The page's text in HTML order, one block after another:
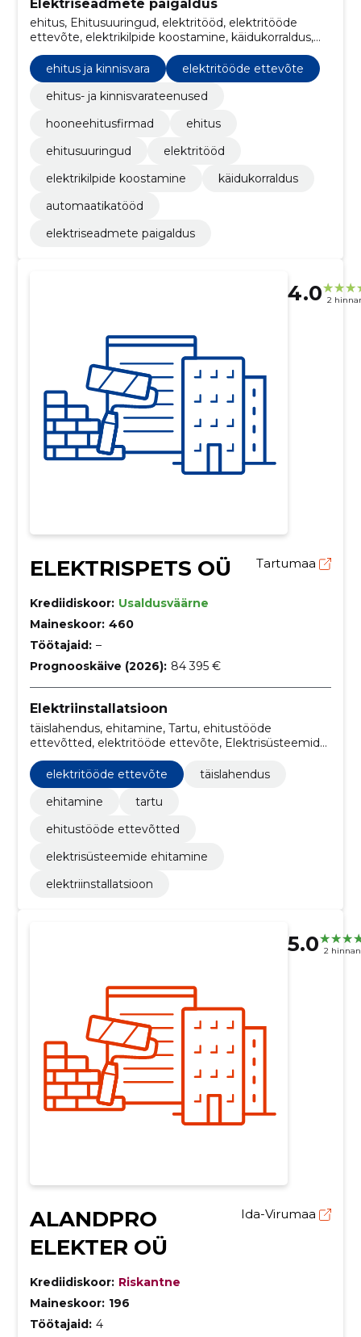
Elektriseadmete paigaldus
ehitus, Ehitusuuringud, elektritööd, elektritööde
ettevõte, elektrikilpide koostamine, käidukorraldus,
Automaatikatööd, ehitus ja kinnisvara, ehitus- ja
kinnisvarateenused, hooneehitusfirmad
ehitus ja kinnisvara
elektritööde ettevõte
ehitus- ja kinnisvarateenused
hooneehitusfirmad
ehitus
ehitusuuringud
elektritööd
elektrikilpide koostamine
käidukorraldus
automaatikatööd
elektriseadmete paigaldus
4.0 2
ELEKTRISPETS OÜ Tartumaa
Krediidiskoor: Usaldusväärne
Maineskoor: 460
Töötajaid: –
Prognooskäive (2026): 84 395 €
Elektriinstallatsioon
täislahendus, ehitamine, Tartu, ehitustööde
ettevõtted, elektritööde ettevõte, Elektrisüsteemide
ehitamine
elektritööde ettevõte
täislahendus
ehitamine
tartu
ehitustööde ettevõtted
elektrisüsteemide ehitamine
elektriinstallatsioon
5.0 2
ALANDPRO
ELEKTER OÜ
Ida-Virumaa
Krediidiskoor: Riskantne
Maineskoor: 196
Töötajaid: 4